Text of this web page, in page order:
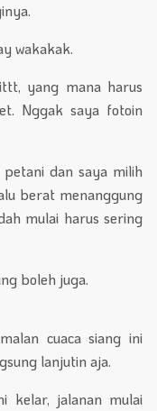
wakakak.
yang mana harus
Nggak saya fotoin
dan saya milih
berat menanggung
mulai harus sering
boleh juga.
cuaca siang ini
lanjutin aja.
kelar, jalanan mulai